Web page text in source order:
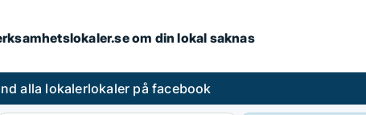
om din lokal saknas
alla lokalerlokaler på facebook